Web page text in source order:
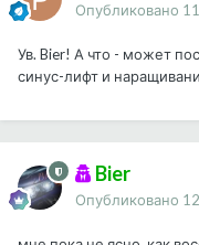
Опубликовано
Ув. Bier! А что - может
синус-лифт и
Bier
Опубликовано